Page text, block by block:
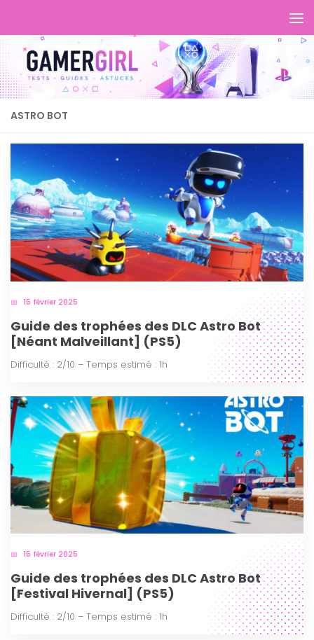
ASTRO BOT
15 février 2025
Guide des trophées des DLC Astro Bot
[Néant Malveillant] (PS5)
Difficulté : 2/10 – Temps estimé : 1h
15 février 2025
Guide des trophées des DLC Astro Bot
[Festival Hivernal] (PS5)
Difficulté : 2/10 – Temps estimé : 1h